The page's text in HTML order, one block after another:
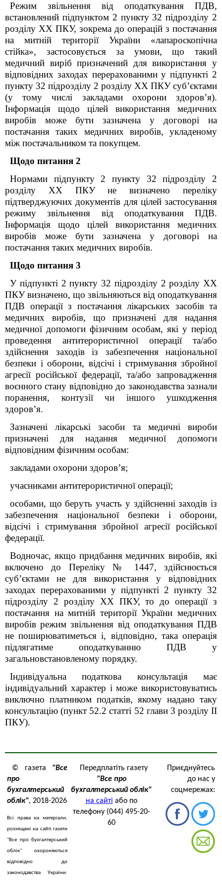
Режим звільнення від оподаткування ПДВ,
встановлений підпунктом 2 пункту 32 підрозділу 2
розділу XX ПКУ, зокрема до операцій з постачання
на митній території України «лапароскопічна
стійка», застосовується за умови, що такий
медичний виріб призначений для використання у
відповідних заходах перерахованими у підпункті 2
пункту 32 підрозділу 2 розділу XX ПКУ суб’єктами
(у тому числі закладами охорони здоров’я).
Інформація щодо цілей використання медичних
виробів може бути зазначена у договорі на
постачання таких медичних виробів, укладеному
між постачальником та покупцем.
Щодо питання 2
Нормами підпункту 2 пункту 32 підрозділу 2
розділу XX ПКУ не визначено переліку
підтверджуючих документів для цілей застосування
режиму звільнення від оподаткування ПДВ.
Інформація щодо цілей використання медичних
виробів може бути зазначена у договорі на
постачання таких медичних виробів.
Щодо питання 3
У підпункті 2 пункту 32 підрозділу 2 розділу XX
ПКУ визначено, що звільняються від оподаткування
ПДВ операції з постачання лікарських засобів та
медичних виробів, що призначені для надання
медичної допомоги фізичним особам, які у період
проведення антитерористичної операції та/або
здійснення заходів із забезпечення національної
безпеки і оборони, відсічі і стримування збройної
агресії російської федерації, та/або запровадження
воєнного стану відповідно до законодавства зазнали
поранення, контузії чи іншого ушкодження
здоров’я.
Зазначені лікарські засоби та медичні вироби
призначені для надання медичної допомоги
відповідним фізичним особам:
закладами охорони здоров’я;
учасниками антитерористичної операції;
особами, що беруть участь у здійсненні заходів із
забезпечення національної безпеки і оборони,
відсічі і стримування збройної агресії російської
федерації.
Водночас, якщо придбання медичних виробів, які
включено до Переліку № 1447, здійснюється
суб’єктами не для використання у відповідних
заходах перерахованими у підпункті 2 пункту 32
підрозділу 2 розділу XX ПКУ, то до операції з
постачання на митній території України медичних
виробів режим звільнення від оподаткування ПДВ
не поширюватиметься і, відповідно, така операція
підлягатиме оподаткуванню ПДВ у
загальновстановленому порядку.
Індивідуальна податкова консультація має
індивідуальний характер і може використовуватись
виключно платником податків, якому надано таку
консультацію (пункт 52.2 статті 52 глави 3 розділу II
ПКУ).
© газета "Все
про
бухгалтерський
облік", 2018-2026
Всі права на матеріали,
розміщені на сайті газети
"Все про бухгалтерський
облік" охороняються
відповідно до
законодавства України.
Передплатіть газету
"Все про
бухгалтерський облік"
на сайті або по
телефону (044) 495-20-
60
Приєднуйтесь
до нас у
соцмережах: